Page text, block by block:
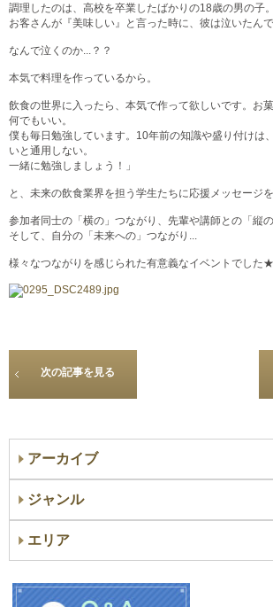
調理したのは、高校を卒業したばかりの18歳の男の子。
お客さんが『美味しい』と言った時に、彼は泣いたんで
なんで泣くのか...？？
本気で料理を作っているから。
飲食の世界に入ったら、本気で作って欲しいです。お
何でもいい。
僕も毎日勉強しています。10年前の知識や盛り付けは
いと通用しない。
一緒に勉強しましょう！」
と、未来の飲食業界を担う学生たちに応援メッセージを
参加者同士の「横の」つながり、先輩や講師との「縦の
そして、自分の「未来への」つながり...
様々なつながりを感じられた有意義なイベントでした★
次の記事を見る
アーカイブ
ジャンル
エリア